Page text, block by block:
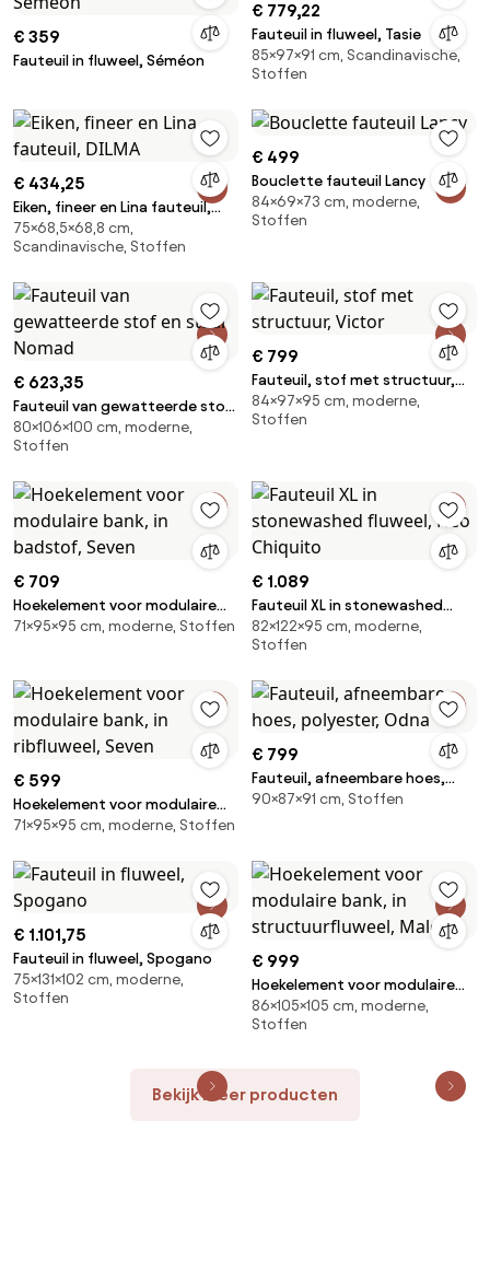
€ 359
Fauteuil in fluweel, Séméon
€ 779,22
Fauteuil in fluweel, Tasie
85×97×91 cm, Scandinavische,
Stoffen
€ 434,25
Eiken, fineer en Lina fauteuil,
DILMA
75×68,5×68,8 cm,
Scandinavische, Stoffen
€ 499
Bouclette fauteuil Lancy
84×69×73 cm, moderne,
Stoffen
€ 623,35
Fauteuil van gewatteerde stof
en staal Nomad
80×106×100 cm, moderne,
Stoffen
€ 799
Fauteuil, stof met structuur,
Victor
84×97×95 cm, moderne,
Stoffen
€ 709
Hoekelement voor modulaire
bank, in badstof, Seven
71×95×95 cm, moderne, Stoffen
€ 1.089
Fauteuil XL in stonewashed
fluweel, Neo Chiquito
82×122×95 cm, moderne,
Stoffen
€ 599
Hoekelement voor modulaire
bank, in ribfluweel, Seven
71×95×95 cm, moderne, Stoffen
€ 799
Fauteuil, afneembare hoes,
polyester, Odna
90×87×91 cm, Stoffen
€ 1.101,75
Fauteuil in fluweel, Spogano
75×131×102 cm, moderne,
Stoffen
€ 999
Hoekelement voor modulaire
bank, in structuurfluweel, Malo
86×105×105 cm, moderne,
Stoffen
Bekijk meer producten